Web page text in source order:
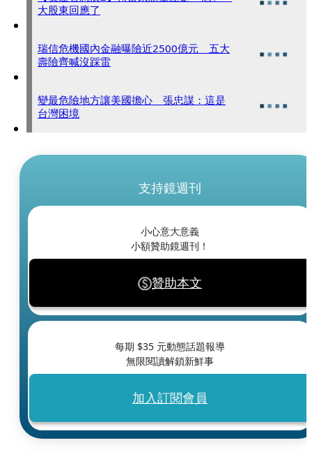
大股東回應了
瑞信危機國內金融曝險近2500億元 五大
壽險齊喊沒踩雷
變最危險地方讓美國擔心 張忠謀：這是
台灣困境
支持鏡週刊
小心意大意義
小額贊助鏡週刊！
贊助本文
每期 $35 元動態話題報導
無限閱讀解鎖新鮮事
加入訂閱會員